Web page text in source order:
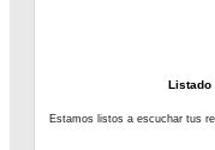
Listado
Estamos listos a escuchar tus